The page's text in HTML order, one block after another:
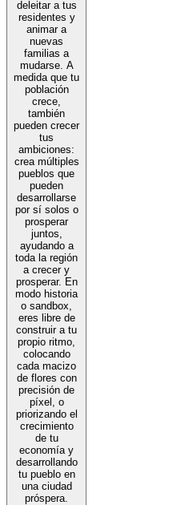
deleitar a tus
residentes y
animar a
nuevas
familias a
mudarse. A
medida que tu
población
crece,
también
pueden crecer
tus
ambiciones:
crea múltiples
pueblos que
pueden
desarrollarse
por sí solos o
prosperar
juntos,
ayudando a
toda la región
a crecer y
prosperar. En
modo historia
o sandbox,
eres libre de
construir a tu
propio ritmo,
colocando
cada macizo
de flores con
precisión de
píxel, o
priorizando el
crecimiento
de tu
economía y
desarrollando
tu pueblo en
una ciudad
próspera.